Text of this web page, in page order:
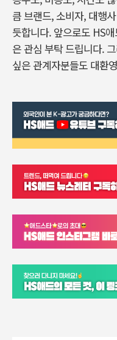
큼 브랜드,소비자, 대행사
듯합니다. 앞으로도 HS
은 관심 부탁 드립니다.
싶은 관계자분들도 대환